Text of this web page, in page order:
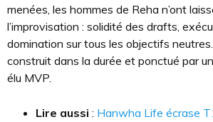
menées, les hommes de Reha n’ont
l’improvisation : solidité des drafts,
domination sur tous les objectifs
construit dans la durée et ponctué par
élu MVP.
Lire aussi : Hanwha Life écrase